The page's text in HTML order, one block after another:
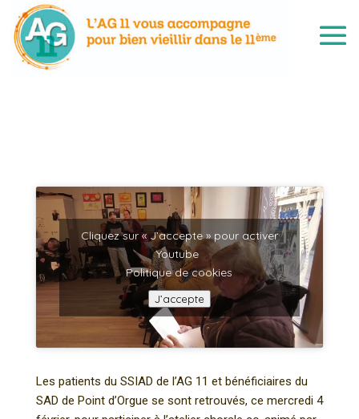
Cliquez sur « J’accepte » pour activer
Youtube
Politique de cookies
J’accepte
Les patients du SSIAD de l’AG 11 et bénéficiaires du
SAD de Point d’Orgue se sont retrouvés, ce mercredi 4